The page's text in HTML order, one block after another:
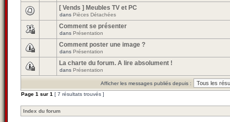
[ Vends ] Meubles TV et PC
dans Pièces Détachées
Comment se présenter
dans Présentation
Comment poster une image ?
dans Présentation
La charte du forum. A lire absolument !
dans Présentation
Afficher les messages publiés depuis :
Page 1 sur 1 [ 7 résultats trouvés ]
Index du forum